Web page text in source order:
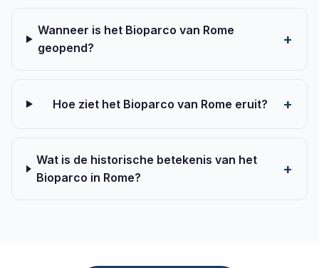
Wanneer is het Bioparco van Rome
geopend?
Hoe ziet het Bioparco van Rome eruit?
Wat is de historische betekenis van het
Bioparco in Rome?